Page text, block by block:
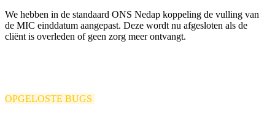
We hebben in de standaard ONS Nedap koppeling de vulling van
de MIC einddatum aangepast. Deze wordt nu afgesloten als de
cliënt is overleden of geen zorg meer ontvangt.
OPGELOSTE BUGS